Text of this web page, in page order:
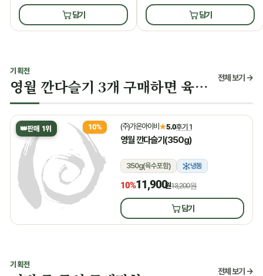
담기 담기
기획전
영월 깐다슬기 3개 구매하면 육수 증정 전체 보기 →
👑판매 1위 10% (주)가온아이비★5.0후기 1
영월 깐다슬기(350g)
350g(육수포함) 냉동
10%11,900원13,200원
담기
기획전
전체 보기 →